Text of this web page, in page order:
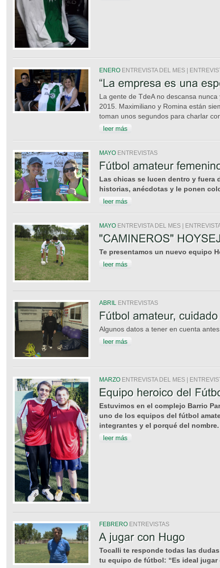
ENERO ENTREVISTA DEL MES |
La gente de TdeA no descansa
2015. Maximiliano y Romina están
toman unos segundos para charlar
leer más
MAYO ENTREVISTAS
Las chicas se lucen dentro y fuera
historias, anécdotas y le ponen
leer más
MAYO ENTREVISTA DEL MES |
Te presentamos un nuevo equipo
leer más
ABRIL ENTREVISTAS
Algunos datos a tener en cuenta
leer más
MARZO ENTREVISTA DEL MES |
Estuvimos en el complejo Barrio
uno de los equipos del fútbol
integrantes y el porqué del nombre.
leer más
FEBRERO ENTREVISTAS
Tocalli te responde todas las
tu equipo de fútbol: “Es ideal